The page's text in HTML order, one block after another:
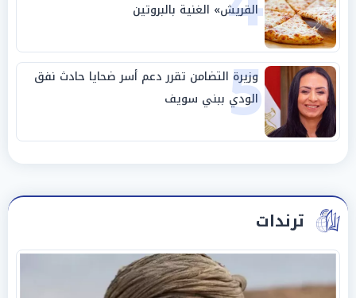
القريش» الغنية بالبروتين
5
وزيرة التضامن تقرر دعم أسر ضحايا حادث نفق
الودي ببني سويف
ترندات